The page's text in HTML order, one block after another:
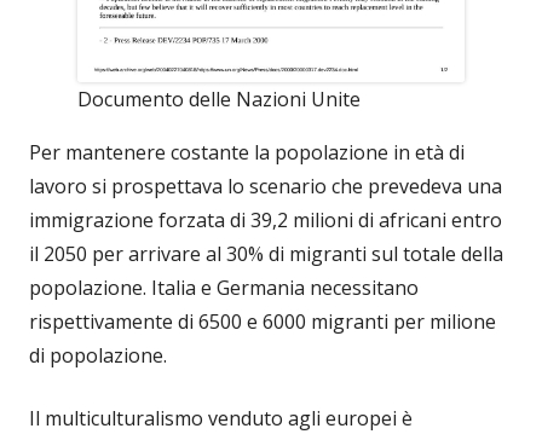
Documento delle Nazioni Unite
Per mantenere costante la popolazione in età di
lavoro si prospettava lo scenario che prevedeva una
immigrazione forzata di 39,2 milioni di africani entro
il 2050 per arrivare al 30% di migranti sul totale della
popolazione. Italia e Germania necessitano
rispettivamente di 6500 e 6000 migranti per milione
di popolazione.
Il multiculturalismo venduto agli europei è